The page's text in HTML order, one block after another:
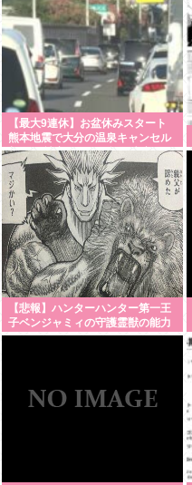
【最大9連休】お盆休みスタート
熊本地震で大分の温泉キャンセル
相次ぐ 被害なしでも旅行先変更
【悲報】ハンターハンター第一王
子ベンジャミィの守護霊獣の能力